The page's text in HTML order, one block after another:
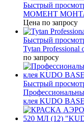
Быстрый
МОМЕНТ МОНТАЖ
Цена по запросу
Быстрый
Tytan Professional
по запросу
Быстрый
клея KUDO